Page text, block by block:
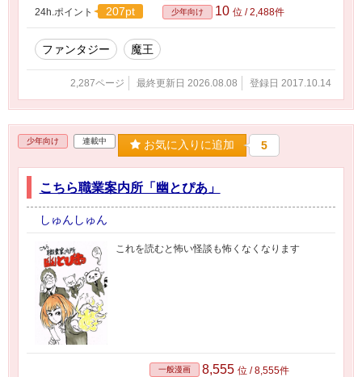
24h.ポイント 207pt 少年向け 10 位 / 2,488件
ファンタジー 魔王
2,287ページ 最終更新日 2026.08.08 登録日 2017.10.14
少年向け 連載中 お気に入りに追加 5
こちら職業案内所「幽とぴあ」
しゅんしゅん
これを読むと怖い怪談も怖くなくなります
一般漫画 8,555 位 / 8,555件